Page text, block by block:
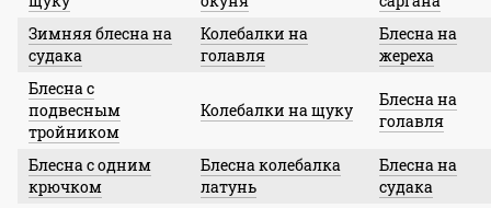
Зимняя блесна на
судака
Колебалки на
голавля
Блесна на
жереха
Блесна с
подвесным
тройником
Колебалки на щуку
Блесна на
голавля
Блесна с одним
крючком
Блесна колебалка
латунь
Блесна на
судака